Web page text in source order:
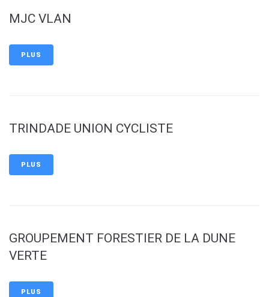
MJC VLAN
PLUS
TRINDADE UNION CYCLISTE
PLUS
GROUPEMENT FORESTIER DE LA DUNE
VERTE
PLUS